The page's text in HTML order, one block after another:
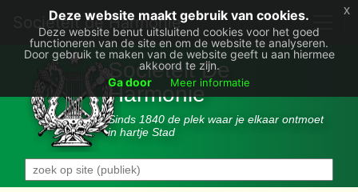
Deze website maakt gebruik van cookies.
Deze website benut uitsluitend cookies voor het goed
functioneren van de site en om de website te analyseren.
Door gebruik te maken van de website geeft u aan hiermee
akkoord te zijn.
Ga door
Meer informatie
x
Societëit de Harmonie
Sociëteit De
Harmonie
Sinds 1840 de plek waar je elkaar ontmoet
in hartje Stad